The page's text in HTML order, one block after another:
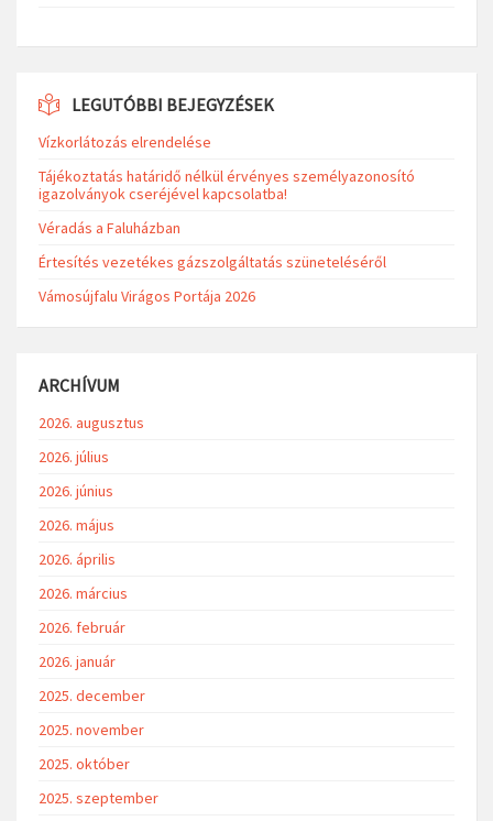
LEGUTÓBBI BEJEGYZÉSEK
Vízkorlátozás elrendelése
Tájékoztatás határidő nélkül érvényes személyazonosító
igazolványok cseréjével kapcsolatba!
Véradás a Faluházban
Értesítés vezetékes gázszolgáltatás szüneteléséről
Vámosújfalu Virágos Portája 2026
ARCHÍVUM
2026. augusztus
2026. július
2026. június
2026. május
2026. április
2026. március
2026. február
2026. január
2025. december
2025. november
2025. október
2025. szeptember